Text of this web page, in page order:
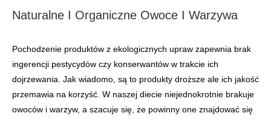
Naturalne I Organiczne Owoce I Warzywa
Pochodzenie produktów z ekologicznych upraw zapewnia brak
ingerencji pestycydów czy konserwantów w trakcie ich
dojrzewania. Jak wiadomo, są to produkty droższe ale ich jakość
przemawia na korzyść. W naszej diecie niejednokrotnie brakuje
owoców i warzyw, a szacuje się, że powinny one znajdować się